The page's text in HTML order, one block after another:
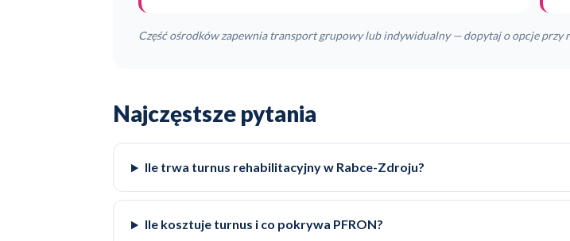
Część ośrodków zapewnia transport grupowy lub indywidualny — dopytaj o opcje przy
Najczęstsze pytania
Ile trwa turnus rehabilitacyjny w Rabce-Zdroju?
Ile kosztuje turnus i co pokrywa PFRON?